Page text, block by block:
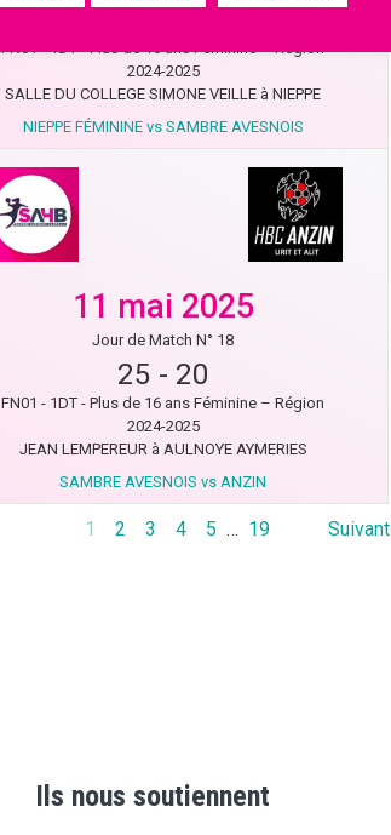
2024-2025
SALLE DU COLLEGE SIMONE VEILLE à NIEPPE
NIEPPE FÉMININE vs SAMBRE AVESNOIS
11 mai 2025
Jour de Match N° 18
25 - 20
FN01 - 1DT - Plus de 16 ans Féminine – Région
2024-2025
JEAN LEMPEREUR à AULNOYE AYMERIES
SAMBRE AVESNOIS vs ANZIN
1 2 3 4 5 … 19 Suivant
Ils nous soutiennent